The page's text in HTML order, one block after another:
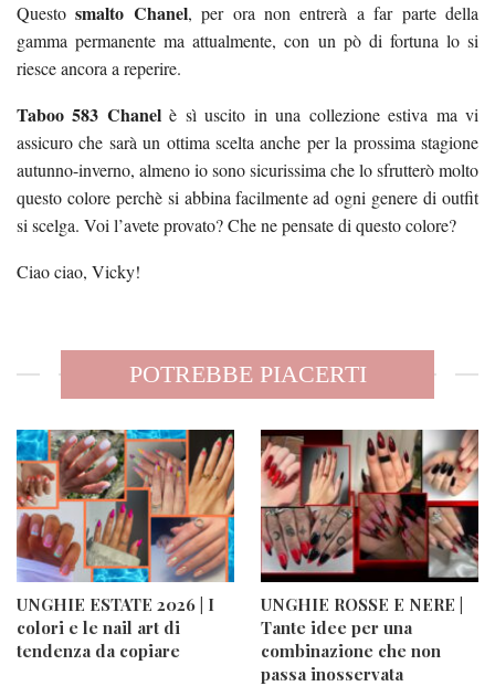
Questo smalto Chanel, per ora non entrerà a far parte della
gamma permanente ma attualmente, con un pò di fortuna lo si
riesce ancora a reperire.
Taboo 583 Chanelè sì uscito in una collezione estiva ma vi
assicuro che sarà un ottima scelta anche per la prossima stagione
autunno-inverno, almeno io sono sicurissima che lo sfrutterò molto
questo colore perchè si abbina facilmente ad ogni genere di outfit
si scelga. Voi l’avete provato? Che ne pensate di questo colore?
Ciao ciao, Vicky!
POTREBBE PIACERTI
UNGHIE ESTATE 2026 | I
colori e le nail art di
tendenza da copiare
UNGHIE ROSSE E NERE |
Tante idee per una
combinazione che non
passa inosservata